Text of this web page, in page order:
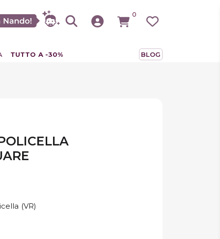
0
TUTTO A -30% BLOG
(VR)